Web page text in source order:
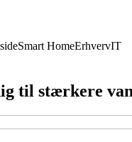
Smart HomeErhvervIT
til stærkere